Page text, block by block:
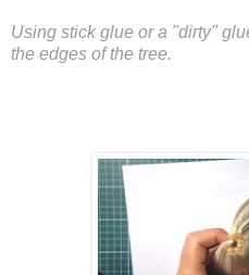
Using stick glue or a "dirty"
the edges of the tree.